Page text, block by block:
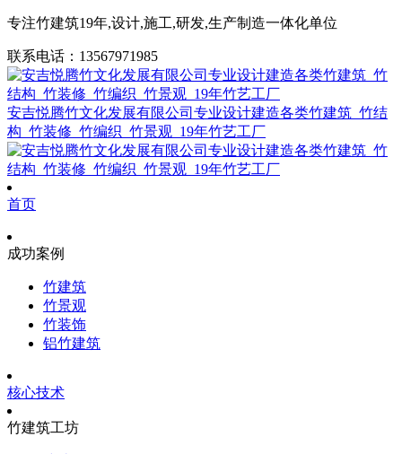
专注竹建筑19年,设计,施工,研发,生产制造一体化单位
联系电话：13567971985
安吉悦腾竹文化发展有限公司专业设计建造各类竹建筑_竹结
构_竹装修_竹编织_竹景观_19年竹艺工厂
首页
成功案例
竹建筑
竹景观
竹装饰
铝竹建筑
核心技术
竹建筑工坊